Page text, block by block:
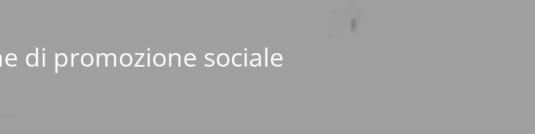
di promozione sociale